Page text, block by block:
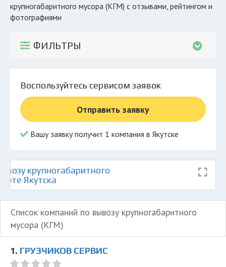
Экоблог
Личный кабинет
крупногабаритного мусора (КГМ) с отзывами, рейтингом и
фотографиями
ФИЛЬТРЫ
Воспользуйтесь сервисом заявок
Отправить заявку
Вашу заявку получит 1 компания в Якутске
крупногабаритного
Якутска
Список компаний по вывозу крупногабаритного
мусора (КГМ)
1. ГРУЗЧИКОВ СЕРВИС